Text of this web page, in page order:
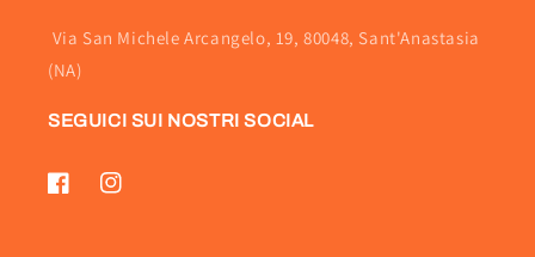
Via San Michele Arcangelo, 19, 80048, Sant'Anastasia
(NA)
SEGUICI SUI NOSTRI SOCIAL
FacebookInstagram